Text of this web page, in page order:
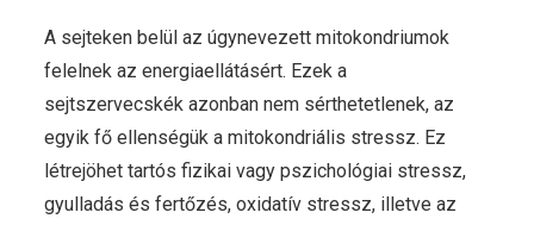
A sejteken belül az úgynevezett mitokondriumok
felelnek az energiaellátásért. Ezek a
sejtszervecskék azonban nem sérthetetlenek, az
egyik fő ellenségük a mitokondriális stressz. Ez
létrejöhet tartós fizikai vagy pszichológiai stressz,
gyulladás és fertőzés, oxidatív stressz, illetve az